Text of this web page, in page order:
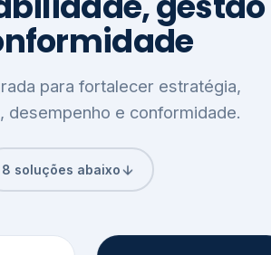
para fortalecer estratégia,
desempenho e conformidade.
8 soluções abaixo